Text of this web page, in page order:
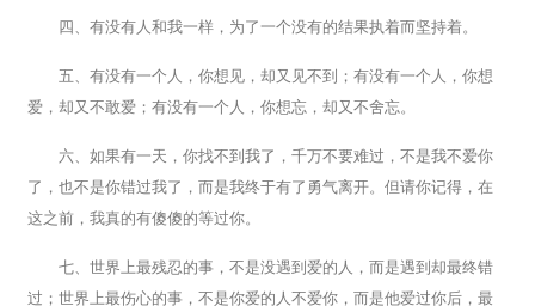
四、有没有人和我一样，为了一个没有的结果执着而坚持着。
五、有没有一个人，你想见，却又见不到；有没有一个人，你想
爱，却又不敢爱；有没有一个人，你想忘，却又不舍忘。
六、如果有一天，你找不到我了，千万不要难过，不是我不爱你
了，也不是你错过我了，而是我终于有了勇气离开。但请你记得，在
这之前，我真的有傻傻的等过你。
七、世界上最残忍的事，不是没遇到爱的人，而是遇到却最终错
过；世界上最伤心的事，不是你爱的人不爱你，而是他爱过你后，最